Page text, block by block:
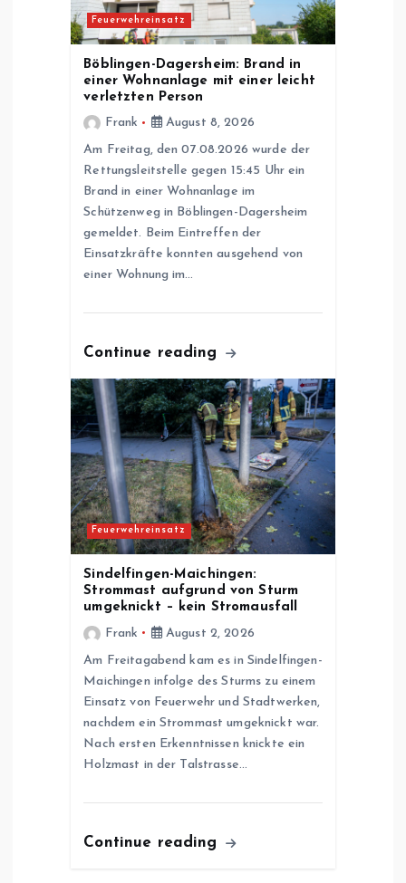
Feuerwehreinsatz
Böblingen-Dagersheim: Brand in
einer Wohnanlage mit einer leicht
verletzten Person
Frank
August 8, 2026
Am Freitag, den 07.08.2026 wurde der
Rettungsleitstelle gegen 15:45 Uhr ein
Brand in einer Wohnanlage im
Schützenweg in Böblingen-Dagersheim
gemeldet. Beim Eintreffen der
Einsatzkräfte konnten ausgehend von
einer Wohnung im…
Continue reading
Feuerwehreinsatz
Sindelfingen-Maichingen:
Strommast aufgrund von Sturm
umgeknickt – kein Stromausfall
Frank
August 2, 2026
Am Freitagabend kam es in Sindelfingen-
Maichingen infolge des Sturms zu einem
Einsatz von Feuerwehr und Stadtwerken,
nachdem ein Strommast umgeknickt war.
Nach ersten Erkenntnissen knickte ein
Holzmast in der Talstrasse…
Continue reading